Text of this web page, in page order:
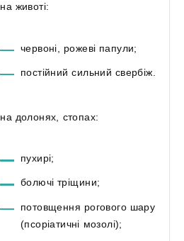
на животі:
червоні, рожеві папули;
постійний сильний свербіж.
на долонях, стопах:
пухирі;
болючі тріщини;
потовщення рогового шару
(псоріатичні мозолі);